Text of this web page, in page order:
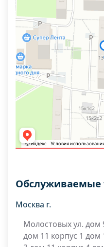
Обслуживаемые
Москва г.
Молостовых ул. дом
дом 11 корпус 1 дом